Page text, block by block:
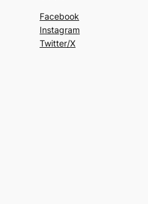
Facebook
Instagram
Twitter/X